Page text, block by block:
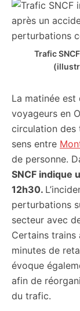
Trafic
La matinée
voyageurs en
circulation des
sens entre
de personne.
SNCF indique
12h30.
perturbations
secteur avec
Certains trains
minutes de
évoque
afin de
du trafic.